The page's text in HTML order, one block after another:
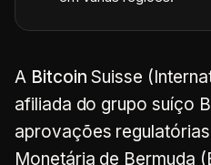
A Bitcoin Suisse
afiliada do grupo suíço
aprovações
Monetária de Bermuda